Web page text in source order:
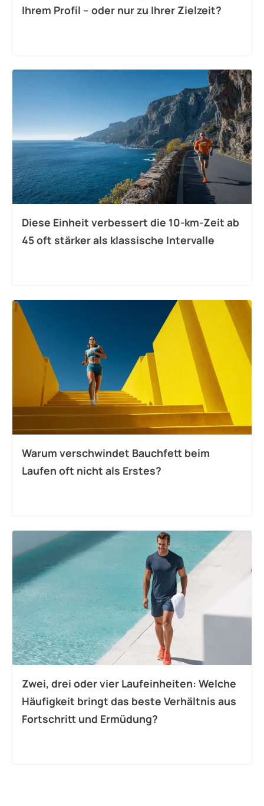
Ihrem Profil – oder nur zu Ihrer Zielzeit?
Diese Einheit verbessert die 10-km-Zeit ab
45 oft stärker als klassische Intervalle
Warum verschwindet Bauchfett beim
Laufen oft nicht als Erstes?
Zwei, drei oder vier Laufeinheiten: Welche
Häufigkeit bringt das beste Verhältnis aus
Fortschritt und Ermüdung?